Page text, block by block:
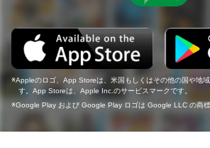
Appleのロゴ、App Storeは、米国もしくはその他の国や地
す。App Storeは、Apple Inc.のサービスマークです。
Google Play および Google Play ロゴは Google LLC の商標